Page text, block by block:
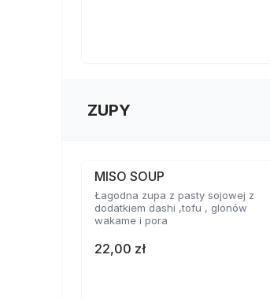
ZUPY
MISO SOUP
Łagodna zupa z pasty sojowej z
dodatkiem dashi ,tofu , glonów
wakame i pora
22,00 zł